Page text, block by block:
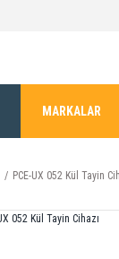
MARKALAR
PCE-UX 052 Kül Tayin